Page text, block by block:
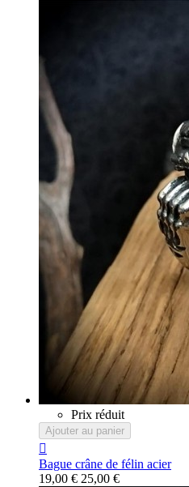
Prix réduit
Ajouter au panier

Bague crâne de félin acier
19,00 € 25,00 €